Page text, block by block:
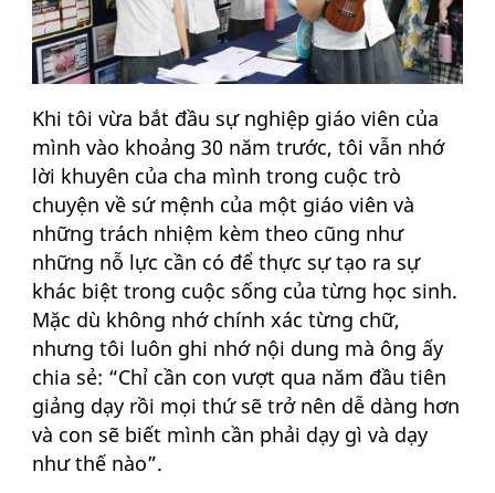
Khi tôi vừa bắt đầu sự nghiệp giáo viên của
mình vào khoảng 30 năm trước, tôi vẫn nhớ
lời khuyên của cha mình trong cuộc trò
chuyện về sứ mệnh của một giáo viên và
những trách nhiệm kèm theo cũng như
những nỗ lực cần có để thực sự tạo ra sự
khác biệt trong cuộc sống của từng học sinh.
Mặc dù không nhớ chính xác từng chữ,
nhưng tôi luôn ghi nhớ nội dung mà ông ấy
chia sẻ: “Chỉ cần con vượt qua năm đầu tiên
giảng dạy rồi mọi thứ sẽ trở nên dễ dàng hơn
và con sẽ biết mình cần phải dạy gì và dạy
như thế nào”.